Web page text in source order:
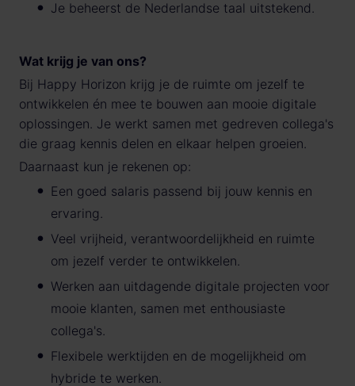
Je beheerst de Nederlandse taal uitstekend.
Wat krijg je van ons?
Bij Happy Horizon krijg je de ruimte om jezelf te
ontwikkelen én mee te bouwen aan mooie digitale
oplossingen. Je werkt samen met gedreven collega's
die graag kennis delen en elkaar helpen groeien.
Daarnaast kun je rekenen op:
Een goed salaris passend bij jouw kennis en
ervaring.
Veel vrijheid, verantwoordelijkheid en ruimte
om jezelf verder te ontwikkelen.
Werken aan uitdagende digitale projecten voor
mooie klanten, samen met enthousiaste
collega's.
Flexibele werktijden en de mogelijkheid om
hybride te werken.